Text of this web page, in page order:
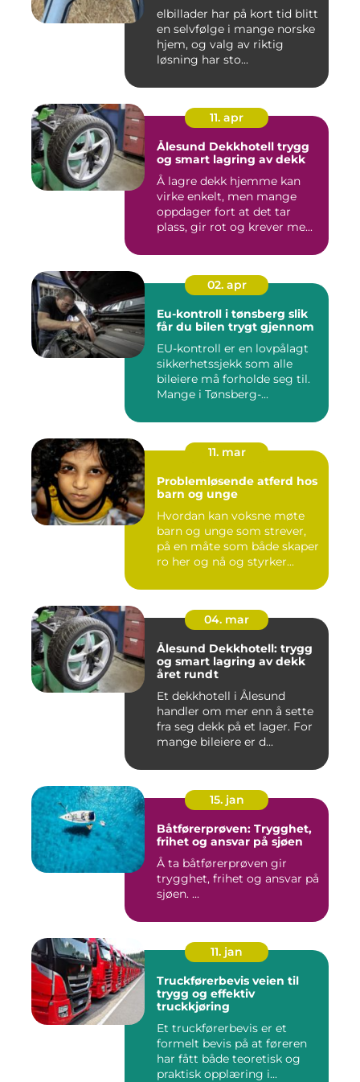
elbillader har på kort tid blitt
en selvfølge i mange norske
hjem, og valg av riktig
løsning har sto...
11. apr
Ålesund Dekkhotell trygg
og smart lagring av dekk
Å lagre dekk hjemme kan
virke enkelt, men mange
oppdager fort at det tar
plass, gir rot og krever me...
02. apr
Eu-kontroll i tønsberg slik
får du bilen trygt gjennom
EU-kontroll er en lovpålagt
sikkerhetssjekk som alle
bileiere må forholde seg til.
Mange i Tønsberg-...
11. mar
Problemløsende atferd hos
barn og unge
Hvordan kan voksne møte
barn og unge som strever,
på en måte som både skaper
ro her og nå og styrker...
04. mar
Ålesund Dekkhotell: trygg
og smart lagring av dekk
året rundt
Et dekkhotell i Ålesund
handler om mer enn å sette
fra seg dekk på et lager. For
mange bileiere er d...
15. jan
Båtførerprøven: Trygghet,
frihet og ansvar på sjøen
Å ta båtførerprøven gir
trygghet, frihet og ansvar på
sjøen. ...
11. jan
Truckførerbevis veien til
trygg og effektiv
truckkjøring
Et truckførerbevis er et
formelt bevis på at føreren
har fått både teoretisk og
praktisk opplæring i...